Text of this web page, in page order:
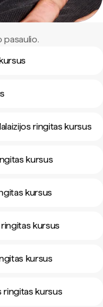
pasaulio.
ringitas kursus
kursus
kursus
kursus
kursus
ringitas kursus